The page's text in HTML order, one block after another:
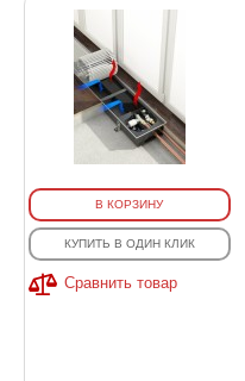
В КОРЗИНУ
КУПИТЬ В ОДИН КЛИК
Сравнить товар